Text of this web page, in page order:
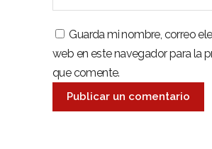
Guarda mi nombre, correo
web en este navegador para la
que comente.